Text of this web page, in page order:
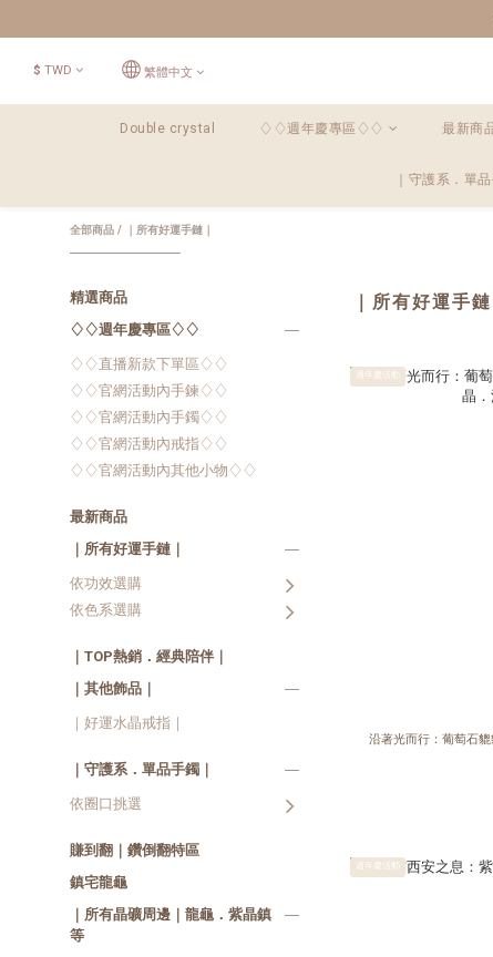
$ TWD 繁體中文
Double crystal ♢♢週年慶專區♢♢ 最新商
｜守護系．單品
全部商品 / ｜所有好運手鏈｜
精選商品
♢♢週年慶專區♢♢
♢♢直播新款下單區♢♢
♢♢官網活動內手鍊♢♢
♢♢官網活動內手鐲♢♢
♢♢官網活動內戒指♢♢
♢♢官網活動內其他小物♢♢
最新商品
｜所有好運手鏈｜
依功效選購
依色系選購
｜TOP熱銷．經典陪伴｜
｜其他飾品｜
｜好運水晶戒指｜
｜守護系．單品手鐲｜
依圈口挑選
賺到翻｜鑽倒翻特區
鎮宅龍龜
｜所有晶礦周邊｜龍龜．紫晶鎮
等
｜所有好運手鏈
週年慶活動
沿著光而行：葡萄石
週年慶活動